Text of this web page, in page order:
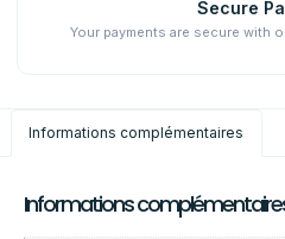
Secure
Your payments are secure with
Informations complémentaires
Informations